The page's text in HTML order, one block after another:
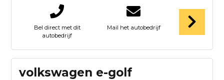
Bel direct met dit
autobedrijf
Mail het autobedrijf
volkswagen e-golf